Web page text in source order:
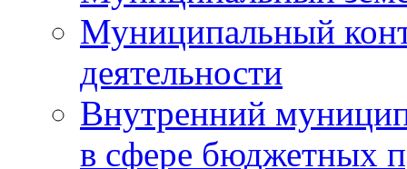
Муниципальный
деятельности
Внутренний
в сфере бюджетных